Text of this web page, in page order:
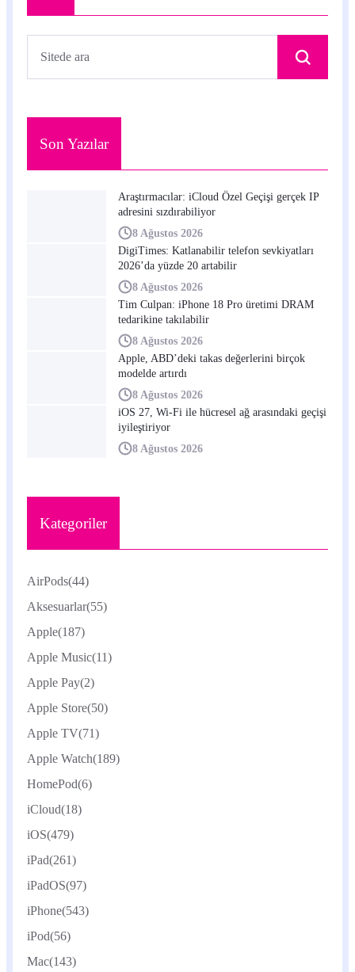
Son Yazılar
Araştırmacılar: iCloud Özel Geçişi gerçek IP
adresini sızdırabiliyor
8 Ağustos 2026
DigiTimes: Katlanabilir telefon sevkiyatları
2026’da yüzde 20 artabilir
8 Ağustos 2026
Tim Culpan: iPhone 18 Pro üretimi DRAM
tedarikine takılabilir
8 Ağustos 2026
Apple, ABD’deki takas değerlerini birçok
modelde artırdı
8 Ağustos 2026
iOS 27, Wi-Fi ile hücresel ağ arasındaki geçişi
iyileştiriyor
8 Ağustos 2026
Kategoriler
AirPods(44)
Aksesuarlar(55)
Apple(187)
Apple Music(11)
Apple Pay(2)
Apple Store(50)
Apple TV(71)
Apple Watch(189)
HomePod(6)
iCloud(18)
iOS(479)
iPad(261)
iPadOS(97)
iPhone(543)
iPod(56)
Mac(143)